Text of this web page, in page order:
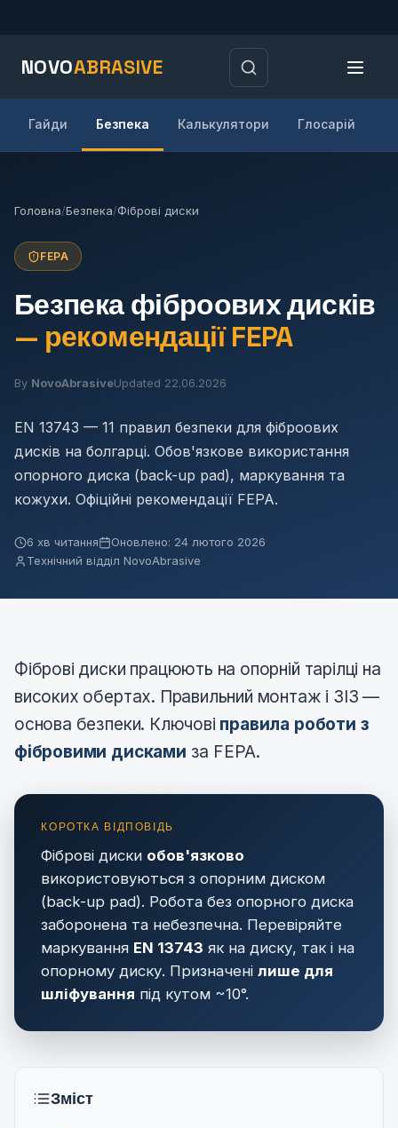
NOVOABRASIVE
Гайди Безпека Калькулятори Глосарій
Головна/Безпека/Фіброві диски
FEPA
Безпека фіброових дисків
— рекомендації FEPA
By NovoAbrasiveUpdated 22.06.2026
EN 13743 — 11 правил безпеки для фіброових
дисків на болгарці. Обов'язкове використання
опорного диска (back-up pad), маркування та
кожухи. Офіційні рекомендації FEPA.
6 хв читання
Оновлено: 24 лютого 2026
Технічний відділ NovoAbrasive
Фіброві диски працюють на опорній тарілці на
високих обертах. Правильний монтаж і ЗІЗ —
основа безпеки. Ключові правила роботи з
фібровими дисками за FEPA.
Фіброві диски обов'язково
використовуються з опорним диском
(back-up pad). Робота без опорного диска
заборонена та небезпечна. Перевіряйте
маркування EN 13743 як на диску, так і на
опорному диску. Призначенілише для
шліфування під кутом ~10°.
Зміст